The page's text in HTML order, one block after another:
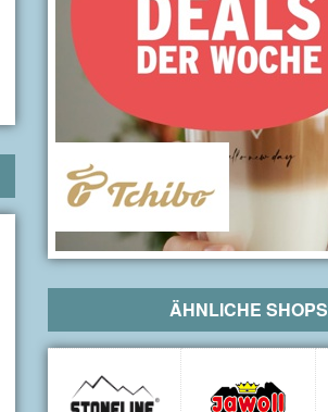
ÄHNLICHE SHOPS